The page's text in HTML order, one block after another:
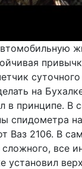
на
в принципе. В
спидометра
Ваз 2106. В
все
установил